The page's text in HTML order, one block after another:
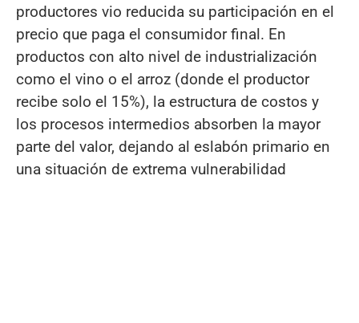
productores vio reducida su participación en el
precio que paga el consumidor final. En
productos con alto nivel de industrialización
como el vino o el arroz (donde el productor
recibe solo el 15%), la estructura de costos y
los procesos intermedios absorben la mayor
parte del valor, dejando al eslabón primario en
una situación de extrema vulnerabilidad